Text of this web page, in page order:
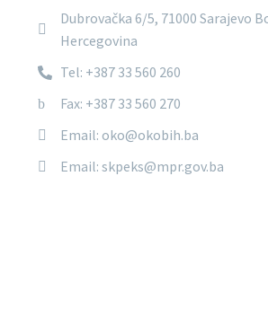
Dubrovačka 6/5, 71000 Sarajevo
Hercegovina
Tel: +387 33 560 260
Fax: +387 33 560 270
Email: oko@okobih.ba
Email: skpeks@mpr.gov.ba